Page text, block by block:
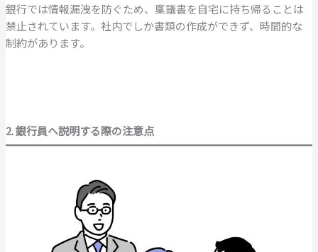
銀行では情報漏洩を防ぐため、稟議書を自宅に持ち帰ることは
禁止されています。社内でしか書類の作成ができず、時間的な
制約があります。
2. 銀行員へ説明する際の注意点